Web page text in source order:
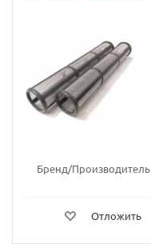
Бренд/Производитель
Отложить